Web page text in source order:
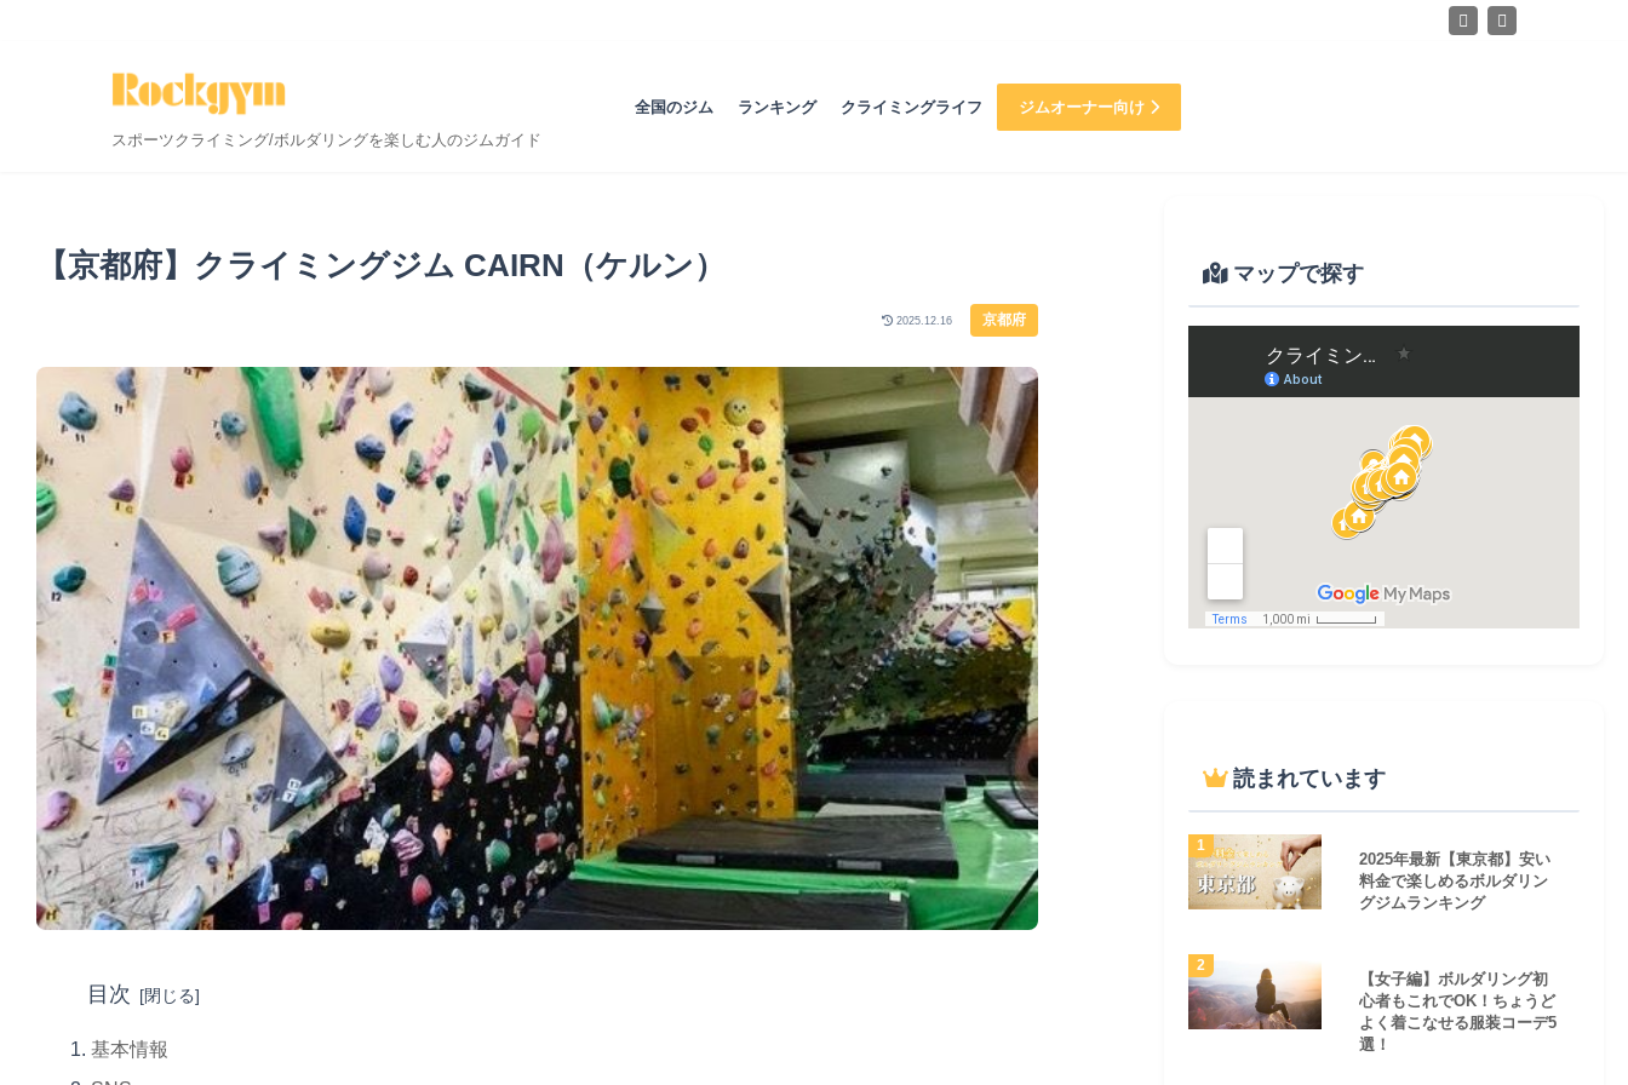
スポーツクライミング/ボルダリングを楽しむ人のジムガイド
全国のジム ランキング クライミングライフ ジムオーナー向け
【京都府】クライミングジム CAIRN（ケルン）
2025.12.16 京都府
目次
基本情報
マップで探す
読まれています
2025年最新【東京都】安い
料金で楽しめるボルダリン
グジムランキング
【女子編】ボルダリング初
心者もこれでOK！ちょうど
よく着こなせる服装コーデ5
選！